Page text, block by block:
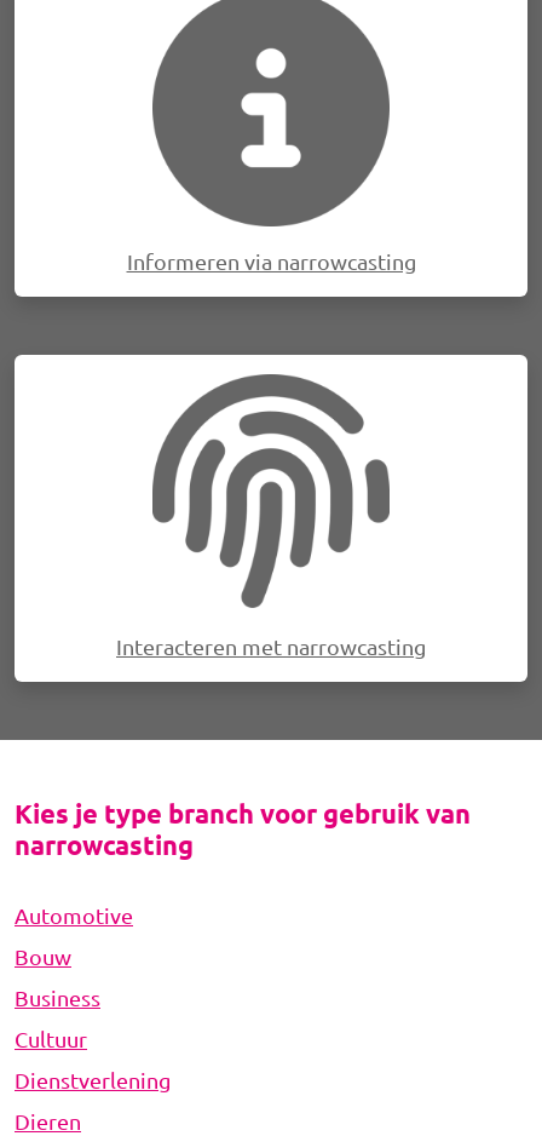
Informeren via narrowcasting
Afbeelding
Interacteren met narrowcasting
Kies je type branch voor gebruik van
narrowcasting
Automotive
Bouw
Business
Cultuur
Dienstverlening
Dieren